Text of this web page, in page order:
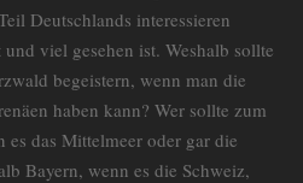
Deutschlands interessieren
viel gesehen ist. Weshalb sollte
begeistern, wenn man die
haben kann? Wer sollte zum
es das Mittelmeer oder gar die
Bayern, wenn es die Schweiz,